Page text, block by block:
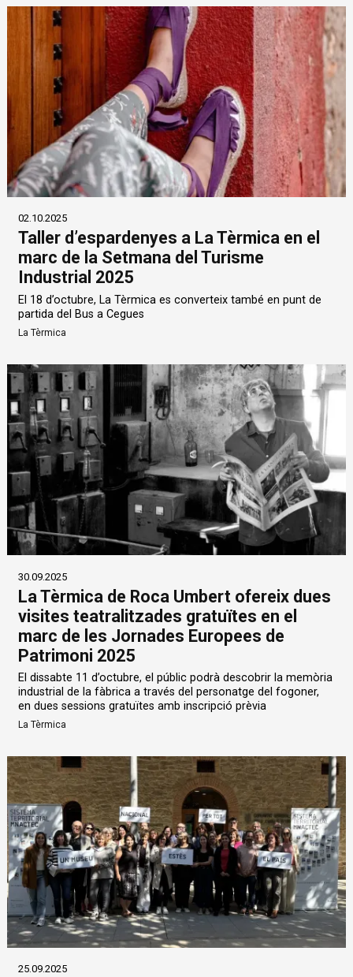
02.10.2025
Taller d’espardenyes a La Tèrmica en el
marc de la Setmana del Turisme
Industrial 2025
El 18 d’octubre, La Tèrmica es converteix també en punt de
partida del Bus a Cegues
La Tèrmica
30.09.2025
La Tèrmica de Roca Umbert ofereix dues
visites teatralitzades gratuïtes en el
marc de les Jornades Europees de
Patrimoni 2025
El dissabte 11 d’octubre, el públic podrà descobrir la memòria
industrial de la fàbrica a través del personatge del fogoner,
en dues sessions gratuïtes amb inscripció prèvia
La Tèrmica
25.09.2025